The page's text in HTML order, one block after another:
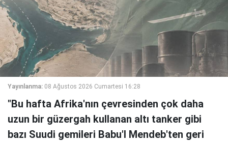
Yayınlanma: 08 Ağustos 2026 Cumartesi 16:28
"Bu hafta Afrika'nın çevresinden çok daha
uzun bir güzergah kullanan altı tanker gibi
bazı Suudi gemileri Babu'l Mendeb'ten geri